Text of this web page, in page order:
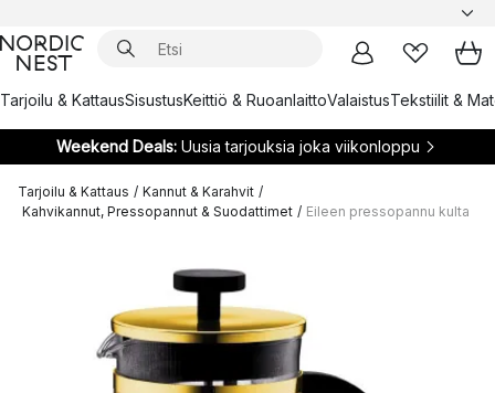
Tarjoilu & KattausSisustusKeittiö & RuoanlaittoValaistusTekstiilit &
Weekend Deals:Uusia tarjouksia joka viikonloppu
Tarjoilu & Kattaus / Kannut & Karahvit /
Kahvikannut, Pressopannut & Suodattimet / Eileen pressopannu kulta